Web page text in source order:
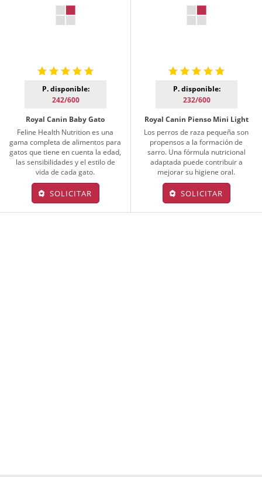
P. disponible:
242/600
Royal Canin Baby Gato
Feline Health Nutrition es una
gama completa de alimentos para
gatos que tiene en cuenta la edad,
las sensibilidades y el estilo de
vida de cada gato.
SOLICITAR
P. disponible:
232/600
Royal Canin Pienso Mini Light
Los perros de raza pequeña son
propensos a la formación de
sarro. Una fórmula nutricional
adaptada puede contribuir a
mejorar su higiene oral.
SOLICITAR